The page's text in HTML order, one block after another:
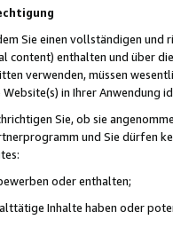
Sie einen vollständigen
content) enthalten und über
verwenden, müssen
in Ihrer Anwendung
Sie, ob sie
und Sie dürfen
oder enthalten;
Inhalte haben oder